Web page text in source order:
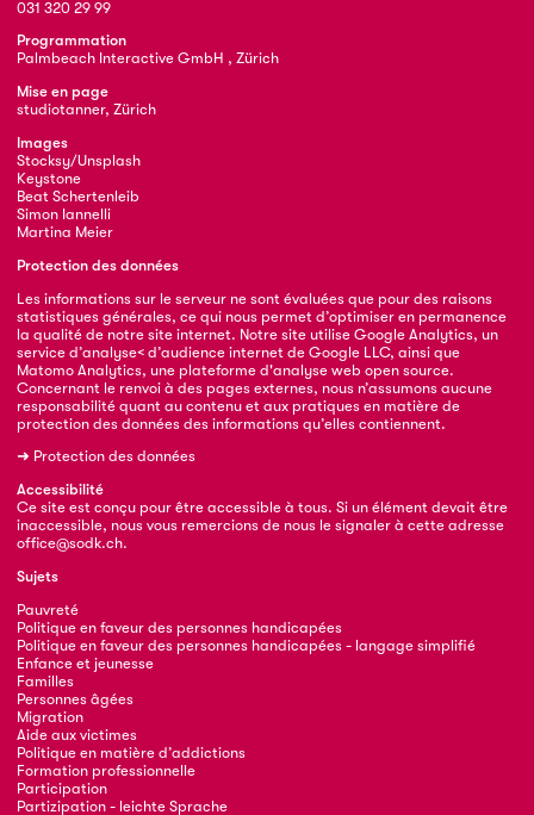
031 320 29 99
Programmation
Palmbeach Interactive GmbH , Zürich
Mise en page
studiotanner, Zürich
Images
Stocksy/Unsplash
Keystone
Beat Schertenleib
Simon Iannelli
Martina Meier
Protection des données
Les informations sur le serveur ne sont évaluées que pour des raisons
statistiques générales, ce qui nous permet d’optimiser en permanence
la qualité de notre site internet. Notre site utilise Google Analytics, un
service d’analyse< d’audience internet de Google LLC, ainsi que
Matomo Analytics, une plateforme d'analyse web open source.
Concernant le renvoi à des pages externes, nous n’assumons aucune
responsabilité quant au contenu et aux pratiques en matière de
protection des données des informations qu’elles contiennent.
➜ Protection des données
Accessibilité
Ce site est conçu pour être accessible à tous. Si un élément devait être
inaccessible, nous vous remercions de nous le signaler à cette adresse
office@sodk.ch.
Sujets
Pauvreté
Politique en faveur des personnes handicapées
Politique en faveur des personnes handicapées - langage simplifié
Enfance et jeunesse
Familles
Personnes âgées
Migration
Aide aux victimes
Politique en matière d’addictions
Formation professionnelle
Participation
Partizipation - leichte Sprache